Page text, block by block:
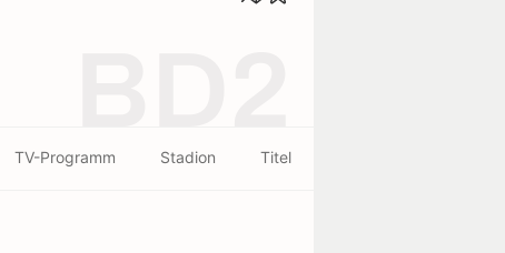
TV-Programm Stadion Titel